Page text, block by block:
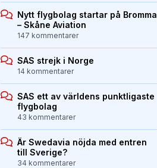
Nytt flygbolag startar på Bromma
– Skåne Aviation
147 kommentarer
SAS strejk i Norge
14 kommentarer
SAS ett av världens punktligaste
flygbolag
43 kommentarer
Är Swedavia nöjda med entren
till Sverige?
34 kommentarer